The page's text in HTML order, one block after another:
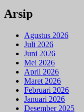
Arsip
Agustus 2026
Juli 2026
Juni 2026
Mei 2026
April 2026
Maret 2026
Februari 2026
Januari 2026
Desember 2025